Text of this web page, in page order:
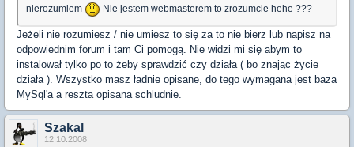
nierozumiem
Nie jestem webmasterem to zrozumcie hehe ???
Jeżeli nie rozumiesz / nie umiesz to się za to nie bierz lub napisz na
odpowiednim forum i tam Ci pomogą. Nie widzi mi się abym to
instalował tylko po to żeby sprawdzić czy działa ( bo znając życie
działa ). Wszystko masz ładnie opisane, do tego wymagana jest baza
MySql'a a reszta opisana schludnie.
Szakal
12.10.2008